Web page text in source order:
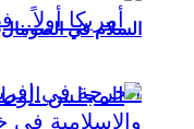
السلام في الصومال